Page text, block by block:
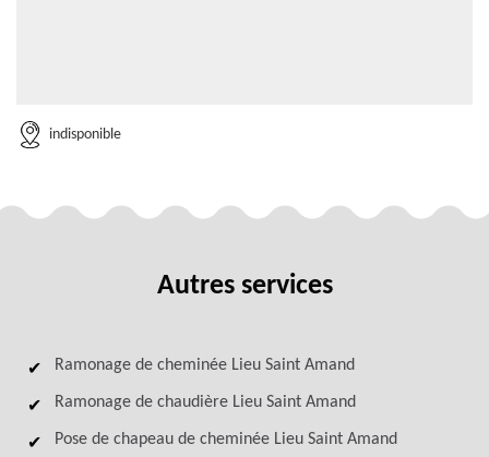
indisponible
Autres services
Ramonage de cheminée Lieu Saint Amand
Ramonage de chaudière Lieu Saint Amand
Pose de chapeau de cheminée Lieu Saint Amand